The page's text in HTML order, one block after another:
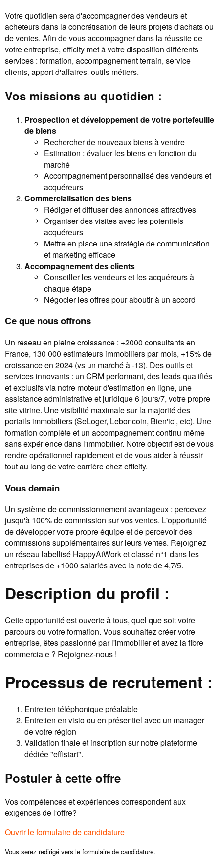
Votre quotidien sera d'accompagner des vendeurs et
acheteurs dans la concrétisation de leurs projets d'achats ou
de ventes. Afin de vous accompagner dans la réussite de
votre entreprise, efficity met à votre disposition différents
services : formation, accompagnement terrain, service
clients, apport d'affaires, outils métiers.
Vos missions au quotidien :
Prospection et développement de votre portefeuille
de biens
Rechercher de nouveaux biens à vendre
Estimation : évaluer les biens en fonction du
marché
Accompagnement personnalisé des vendeurs et
acquéreurs
Commercialisation des biens
Rédiger et diffuser des annonces attractives
Organiser des visites avec les potentiels
acquéreurs
Mettre en place une stratégie de communication
et marketing efficace
Accompagnement des clients
Conseiller les vendeurs et les acquéreurs à
chaque étape
Négocier les offres pour aboutir à un accord
Ce que nous offrons
Un réseau en pleine croissance : +2000 consultants en
France, 130 000 estimateurs immobiliers par mois, +15% de
croissance en 2024 (vs un marché à -13). Des outils et
services innovants : un CRM performant, des leads qualifiés
et exclusifs via notre moteur d'estimation en ligne, une
assistance administrative et juridique 6 jours/7, votre propre
site vitrine. Une visibilité maximale sur la majorité des
portails immobiliers (SeLoger, Leboncoin, Bien'ici, etc). Une
formation complète et un accompagnement continu même
sans expérience dans l'immobilier. Notre objectif est de vous
rendre opérationnel rapidement et de vous aider à réussir
tout au long de votre carrière chez efficity.
Vous demain
Un système de commissionnement avantageux : percevez
jusqu'à 100% de commission sur vos ventes. L'opportunité
de développer votre propre équipe et de percevoir des
commissions supplémentaires sur leurs ventes. Rejoignez
un réseau labellisé HappyAtWork et classé n°1 dans les
entreprises de +1000 salariés avec la note de 4,7/5.
Description du profil :
Cette opportunité est ouverte à tous, quel que soit votre
parcours ou votre formation. Vous souhaitez créer votre
entreprise, êtes passionné par l'immobilier et avez la fibre
commerciale ? Rejoignez-nous !
Processus de recrutement :
Entretien téléphonique préalable
Entretien en visio ou en présentiel avec un manager
de votre région
Validation finale et inscription sur notre plateforme
dédiée "effistart".
Postuler à cette offre
Vos compétences et expériences correspondent aux
exigences de l'offre?
Ouvrir le formulaire de candidature
Vous serez redirigé vers le formulaire de candidature.